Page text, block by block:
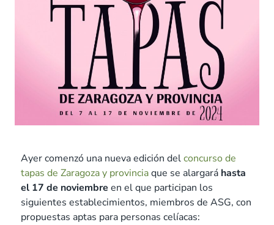
Ayer comenzó una nueva edición delconcurso de
tapas de Zaragoza y provinciaque se alargará hasta
el 17 de noviembre en el que participan los
siguientes establecimientos, miembros de ASG, con
propuestas aptas para personas celíacas: